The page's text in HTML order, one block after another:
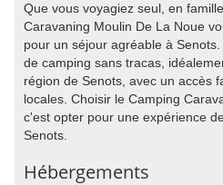
Que vous voyagiez seul, en
Caravaning Moulin De La Noue
pour un séjour agréable à
de camping sans tracas,
région de Senots, avec un accès
locales. Choisir le Camping
c'est opter pour une expérience
Senots.
Hébergements